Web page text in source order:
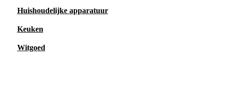
Huishoudelijke apparatuur
Keuken
Witgoed